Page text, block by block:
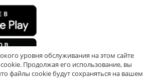
уровня обслуживания на этом сайте
Продолжая его использование, вы
файлы cookie будут сохраняться на вашем